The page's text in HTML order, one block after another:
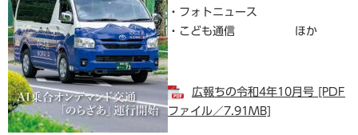
・フォトニュース
・こども通信 ほか
広報ちの令和4年10月号 [PDF
ファイル／7.91MB]